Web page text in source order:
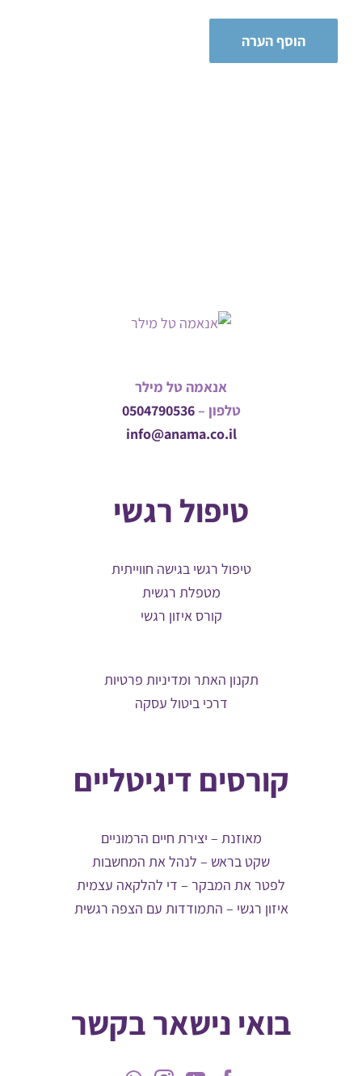
אנאמה טל מילר
טלפון –0504790536
info@anama.co.il
טיפול רגשי
טיפול רגשי בגישה חווייתית
מטפלת רגשית
קורס איזון רגשי
תקנון האתר ומדיניות פרטיות
דרכי ביטול עסקה
קורסים דיגיטליים
מאוזנת – יצירת חיים הרמוניים
שקט בראש – לנהל את המחשבות
לפטר את המבקר – די להלקאה עצמית
איזון רגשי – התמודדות עם הצפה רגשית
בואי נישאר בקשר